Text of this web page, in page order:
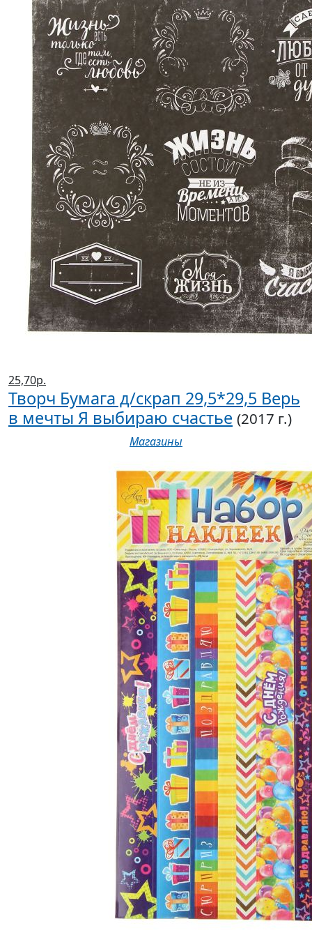
25,70р.
Творч Бумага д/скрап 29,5*29,5 Верь
в мечты Я выбираю счастье (2017 г.)
Магазины